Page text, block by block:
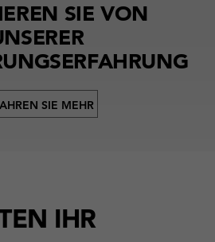
SIE VON
SIE MEHR
IHR